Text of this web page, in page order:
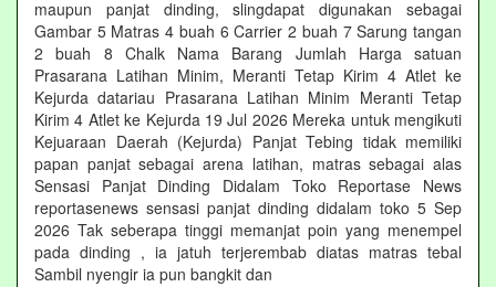
maupun panjat dinding, slingdapat digunakan sebagai
Gambar 5 Matras 4 buah 6 Carrier 2 buah 7 Sarung tangan
2 buah 8 Chalk Nama Barang Jumlah Harga satuan
Prasarana Latihan Minim, Meranti Tetap Kirim 4 Atlet ke
Kejurda datariau Prasarana Latihan Minim Meranti Tetap
Kirim 4 Atlet ke Kejurda 19 Jul 2026 Mereka untuk mengikuti
Kejuaraan Daerah (Kejurda) Panjat Tebing tidak memiliki
papan panjat sebagai arena latihan, matras sebagai alas
Sensasi Panjat Dinding Didalam Toko Reportase News
reportasenews sensasi panjat dinding didalam toko 5 Sep
2026 Tak seberapa tinggi memanjat poin yang menempel
pada dinding , ia jatuh terjerembab diatas matras tebal
Sambil nyengir ia pun bangkit dan